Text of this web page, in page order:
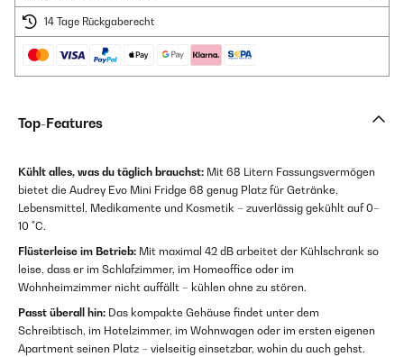
14 Tage Rückgaberecht
Top-Features
Kühlt alles, was du täglich brauchst: Mit 68 Litern Fassungsvermögen
bietet die Audrey Evo Mini Fridge 68 genug Platz für Getränke,
Lebensmittel, Medikamente und Kosmetik – zuverlässig gekühlt auf 0–
10 °C.
Flüsterleise im Betrieb: Mit maximal 42 dB arbeitet der Kühlschrank so
leise, dass er im Schlafzimmer, im Homeoffice oder im
Wohnheimzimmer nicht auffällt – kühlen ohne zu stören.
Passt überall hin: Das kompakte Gehäuse findet unter dem
Schreibtisch, im Hotelzimmer, im Wohnwagen oder im ersten eigenen
Apartment seinen Platz – vielseitig einsetzbar, wohin du auch gehst.